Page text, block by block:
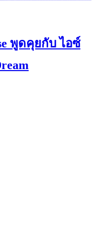
พูดคุยกับ ไอซ์